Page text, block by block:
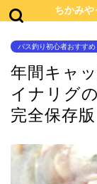
ちかみや
バス釣り初心者おすすめ
年間キャ
イナリグ
完全保存版